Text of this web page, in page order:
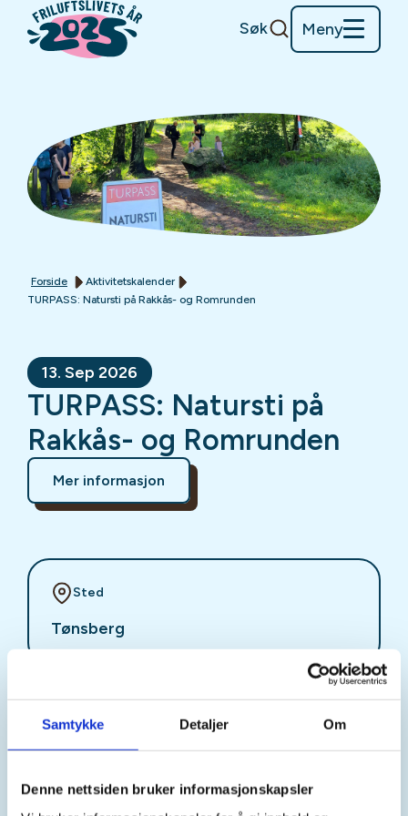
Samtykke Detaljer Om
Denne nettsiden bruker informasjonskapsler
Søk Meny
Forside
Aktivitetskalender
TURPASS: Natursti på Rakkås- og Romrunden
13. Sep 2026
TURPASS: Natursti på
Rakkås- og Romrunden
Mer informasjon
Sted
Tønsberg
Tid
13. Sep 2026